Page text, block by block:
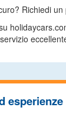
Richiedi